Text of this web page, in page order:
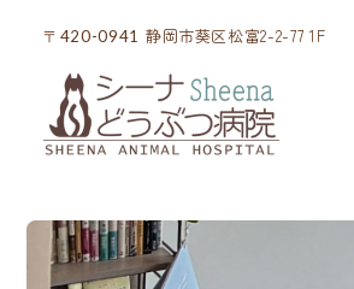
〒420-0941 静岡市葵区松富2-2-77 1F
院内設備
〒420-0941 静岡市葵区松富2-2-77 1F